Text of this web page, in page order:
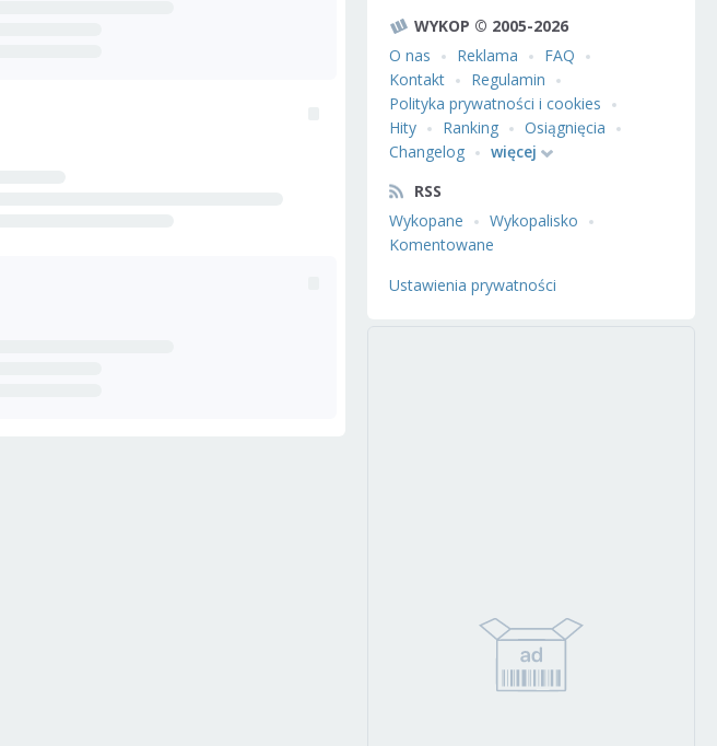
WYKOP © 2005-2026
O nas
Reklama
FAQ
Kontakt
Regulamin
Polityka prywatności i cookies
Hity
Ranking
Osiągnięcia
Changelog
więcej
RSS
Wykopane
Wykopalisko
Komentowane
Ustawienia prywatności